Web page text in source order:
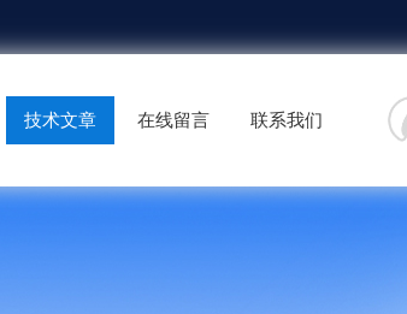
技术文章 在线留言 联系我们